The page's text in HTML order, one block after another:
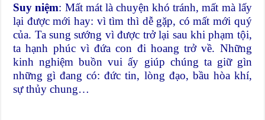
Suy niệm: Mất mát là chuyện khó tránh, mất mà lấy
lại được mới hay: vì tìm thì dễ gặp, có mất mới quý
của. Ta sung sướng vì được trở lại sau khi phạm tội,
ta hạnh phúc vì đứa con đi hoang trở về. Những
kinh nghiệm buồn vui ấy giúp chúng ta giữ gìn
những gì đang có: đức tin, lòng đạo, bầu hòa khí,
sự thủy chung…